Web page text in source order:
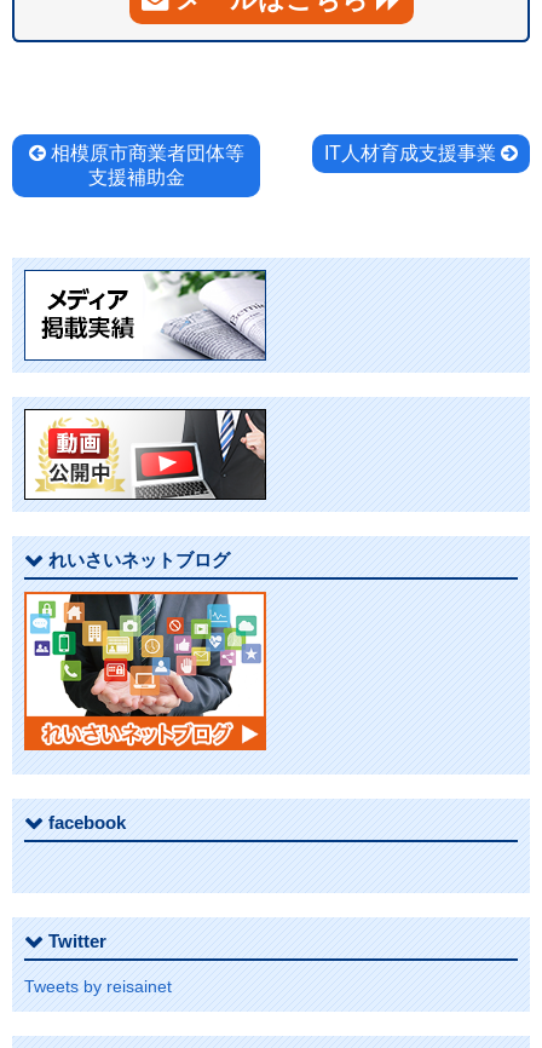
投
ナ
ゲ
シ
ョ
ン
相模原市商業者団体等
支援補助金
IT人材育成支援事業
れいさいネットブログ
facebook
Twitter
Tweets by reisainet